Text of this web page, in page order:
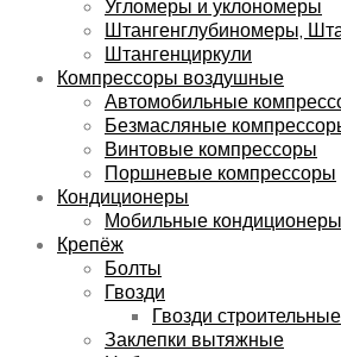
Угломеры и уклономеры
Штангенглубиномеры,
Штангенциркули
Компрессоры воздушные
Автомобильные
Безмасляные
Винтовые компрессоры
Поршневые компрессоры
Кондиционеры
Мобильные кондиционеры
Крепёж
Болты
Гвозди
Гвозди строительные
Заклепки вытяжные